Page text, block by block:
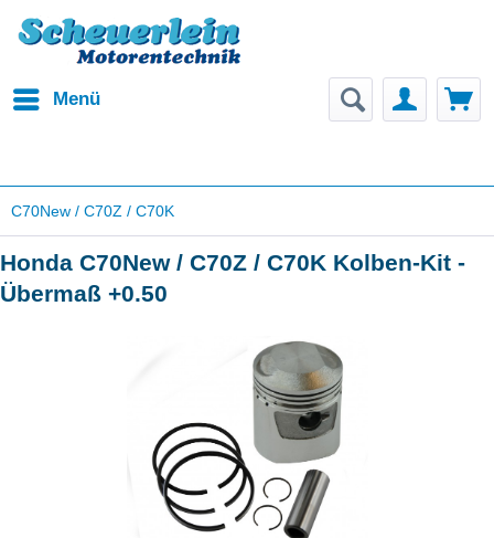
Menü
C70New / C70Z / C70K
Honda C70New / C70Z / C70K Kolben-Kit -
Übermaß +0.50